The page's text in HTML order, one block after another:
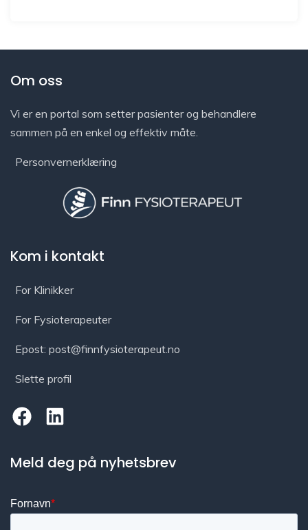
Om oss
Vi er en portal som setter pasienter og behandlere
sammen på en enkel og effektiv måte.
Personvernerklæring
Kom i kontakt
For Klinikker
For Fysioterapeuter
Epost: post@finnfysioterapeut.no
Slette profil
Meld deg på nyhetsbrev